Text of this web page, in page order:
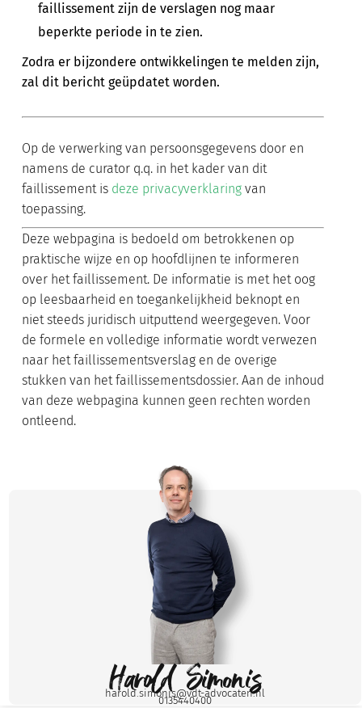
faillissement zijn de verslagen nog maar
beperkte periode in te zien.
Zodra er bijzondere ontwikkelingen te melden zijn,
zal dit bericht geüpdatet worden.
Op de verwerking van persoonsgegevens door en
namens de curator q.q. in het kader van dit
faillissement is deze privacyverklaring van
toepassing.
Deze webpagina is bedoeld om betrokkenen op
praktische wijze en op hoofdlijnen te informeren
over het faillissement. De informatie is met het oog
op leesbaarheid en toegankelijkheid beknopt en
niet steeds juridisch uitputtend weergegeven. Voor
de formele en volledige informatie wordt verwezen
naar het faillissementsverslag en de overige
stukken van het faillissementsdossier. Aan de inhoud
van deze webpagina kunnen geen rechten worden
ontleend.
Harold Simonis
harold.simonis@vdt-advocaten.nl
0135440400